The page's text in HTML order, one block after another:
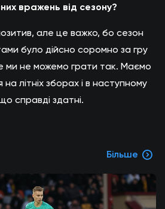
вражень від сезону?
але це важко, бо сезон
було дійсно соромно за гру
ми не можемо грати так. Маємо
літніх зборах і в наступному
справді здатні.
Більше